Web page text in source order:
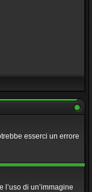
esserci un errore
di un’immagine